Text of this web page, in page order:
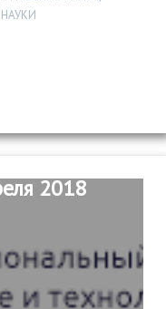
2018